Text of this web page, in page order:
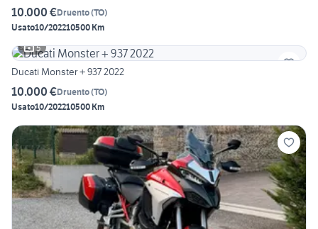
10.000 €Druento(TO)
Usato10/202210500 Km
5
Ducati Monster + 937 2022
10.000 €Druento(TO)
Usato10/202210500 Km